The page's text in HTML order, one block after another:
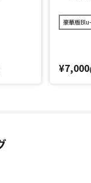
豪華版
¥7,000